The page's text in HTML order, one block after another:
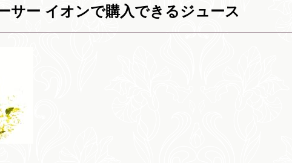
サー イオンで購入できるジュース